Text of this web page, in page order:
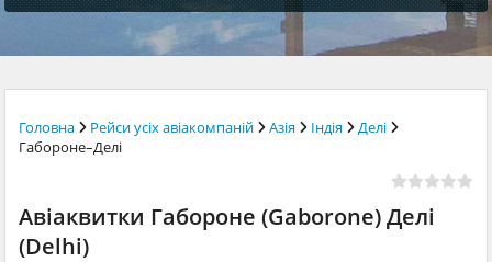
Головна Рейси усіх авіакомпаній Азія Індія
Делі
Габороне–Делі
Авіаквитки Габороне (Gaborone) Делі
(Delhi)